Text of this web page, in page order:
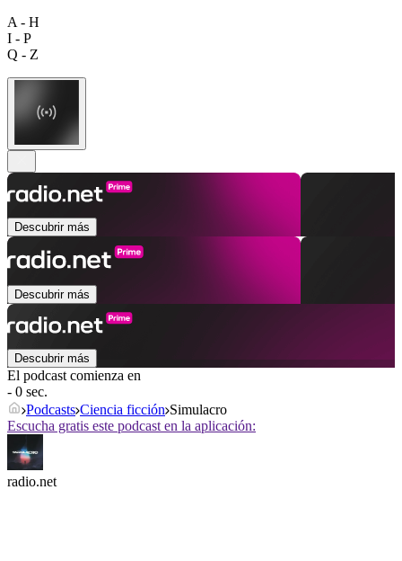
A - H
I - P
Q - Z
Descubrir más
Descubrir más
Descubrir más
El podcast comienza en
- 0 sec.
Podcasts Ciencia ficción Simulacro
Escucha gratis este podcast en la aplicación:
radio.net